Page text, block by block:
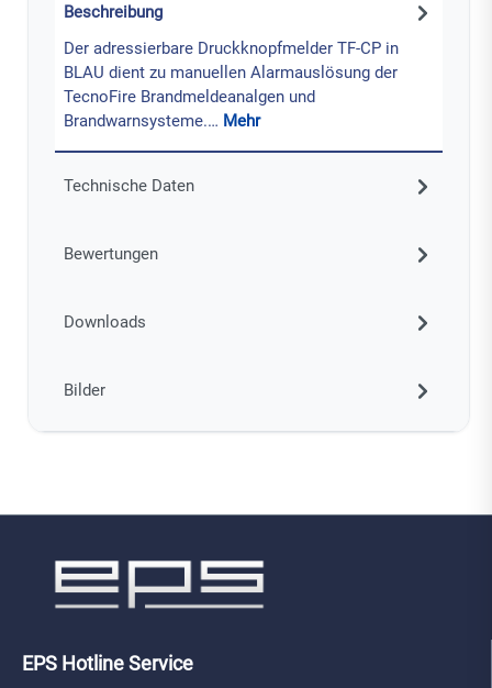
Beschreibung
Der adressierbare Druckknopfmelder TF-CP in
BLAU dient zu manuellen Alarmauslösung der
TecnoFire Brandmeldeanalgen und
Brandwarnsysteme.… Mehr
Technische Daten
Bewertungen
Downloads
Bilder
EPS Hotline Service